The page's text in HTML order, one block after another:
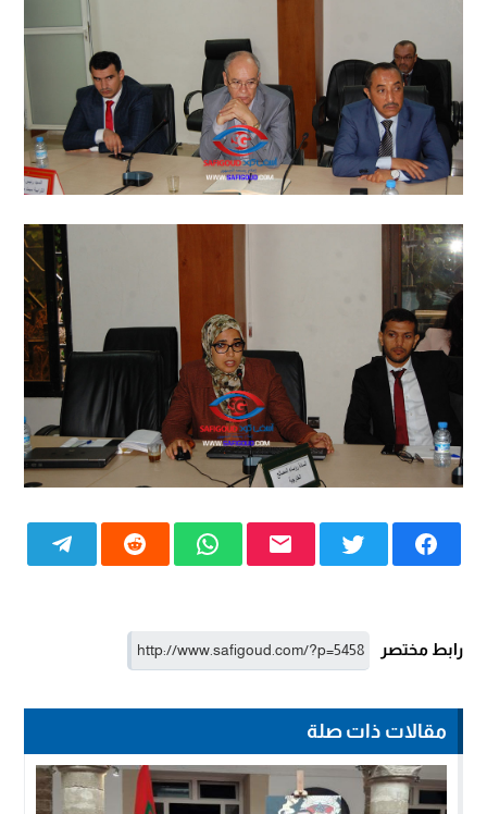
رابط مختصر
مقالات ذات صلة